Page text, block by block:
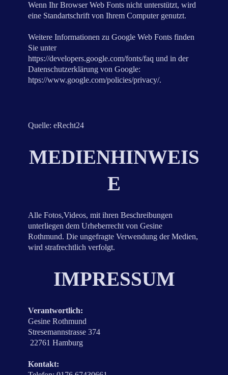
Wenn Ihr Browser Web Fonts nicht unterstützt, wird
eine Standartschrift von Ihrem Computer genutzt.
Weitere Informationen zu Google Web Fonts finden
Sie unter
https://developers.google.com/fonts/faq und in der
Datenschutzerklärung von Google:
htps://www.google.com/policies/privacy/.
Quelle: eRecht24
MEDIENHINWEIS
E
Alle Fotos,Videos, mit ihren Beschreibungen
unterliegen dem Urheberrecht von Gesine
Rothmund. Die ungefragte Verwendung der Medien,
wird strafrechtlich verfolgt.
IMPRESSUM
Verantwortlich:
Gesine Rothmund
Stresemannstrasse 374
22761 Hamburg
Kontakt: